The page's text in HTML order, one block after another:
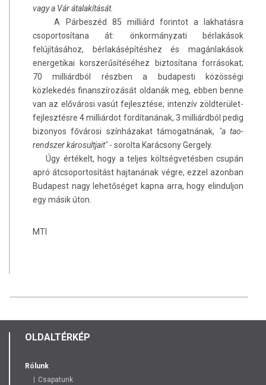
vagy a Vár átalakítását.
A Párbeszéd 85 milliárd forintot a lakhatásra
csoportosítana át: önkormányzati bérlakások
felújításához, bérlakásépítéshez és magánlakások
energetikai korszerűsítéséhez biztosítana forrásokat;
70 milliárdból részben a budapesti közösségi
közlekedés finanszírozását oldanák meg, ebben benne
van az elővárosi vasút fejlesztése; intenzív zöldterület-
fejlesztésre 4 milliárdot fordítanának, 3 milliárdból pedig
bizonyos fővárosi színházakat támogatnának, "a tao-
rendszer károsultjait"- sorolta Karácsony Gergely.
Úgy értékelt, hogy a teljes költségvetésben csupán
apró átcsoportosítást hajtanának végre, ezzel azonban
Budapest nagy lehetőséget kapna arra, hogy elinduljon
egy másik úton.
MTI
OLDALTÉRKÉP
Rólunk
Csapatunk